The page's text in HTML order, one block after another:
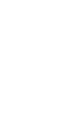
SHILOH